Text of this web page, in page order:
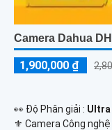
Camera Dahua
1,900,000 ₫
️👀 Độ Phân giải : Ultra
⚜️ Camera Công nghệ